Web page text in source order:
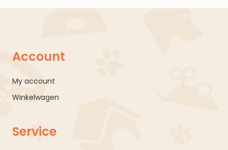
Account
My account
Winkelwagen
Service